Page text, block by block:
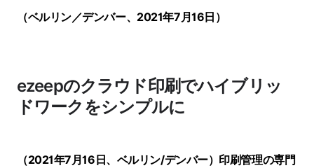
（ベルリン／デンバー、2021年7月16日）
ezeepのクラウド印刷でハイブリッ
ドワークをシンプルに
（2021年7月16日、ベルリン/デンバー）印刷管理の専門